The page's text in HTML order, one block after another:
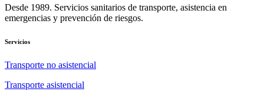
Desde 1989. Servicios sanitarios de transporte, asistencia en
emergencias y prevención de riesgos.
Servicios
Transporte no asistencial
Transporte asistencial